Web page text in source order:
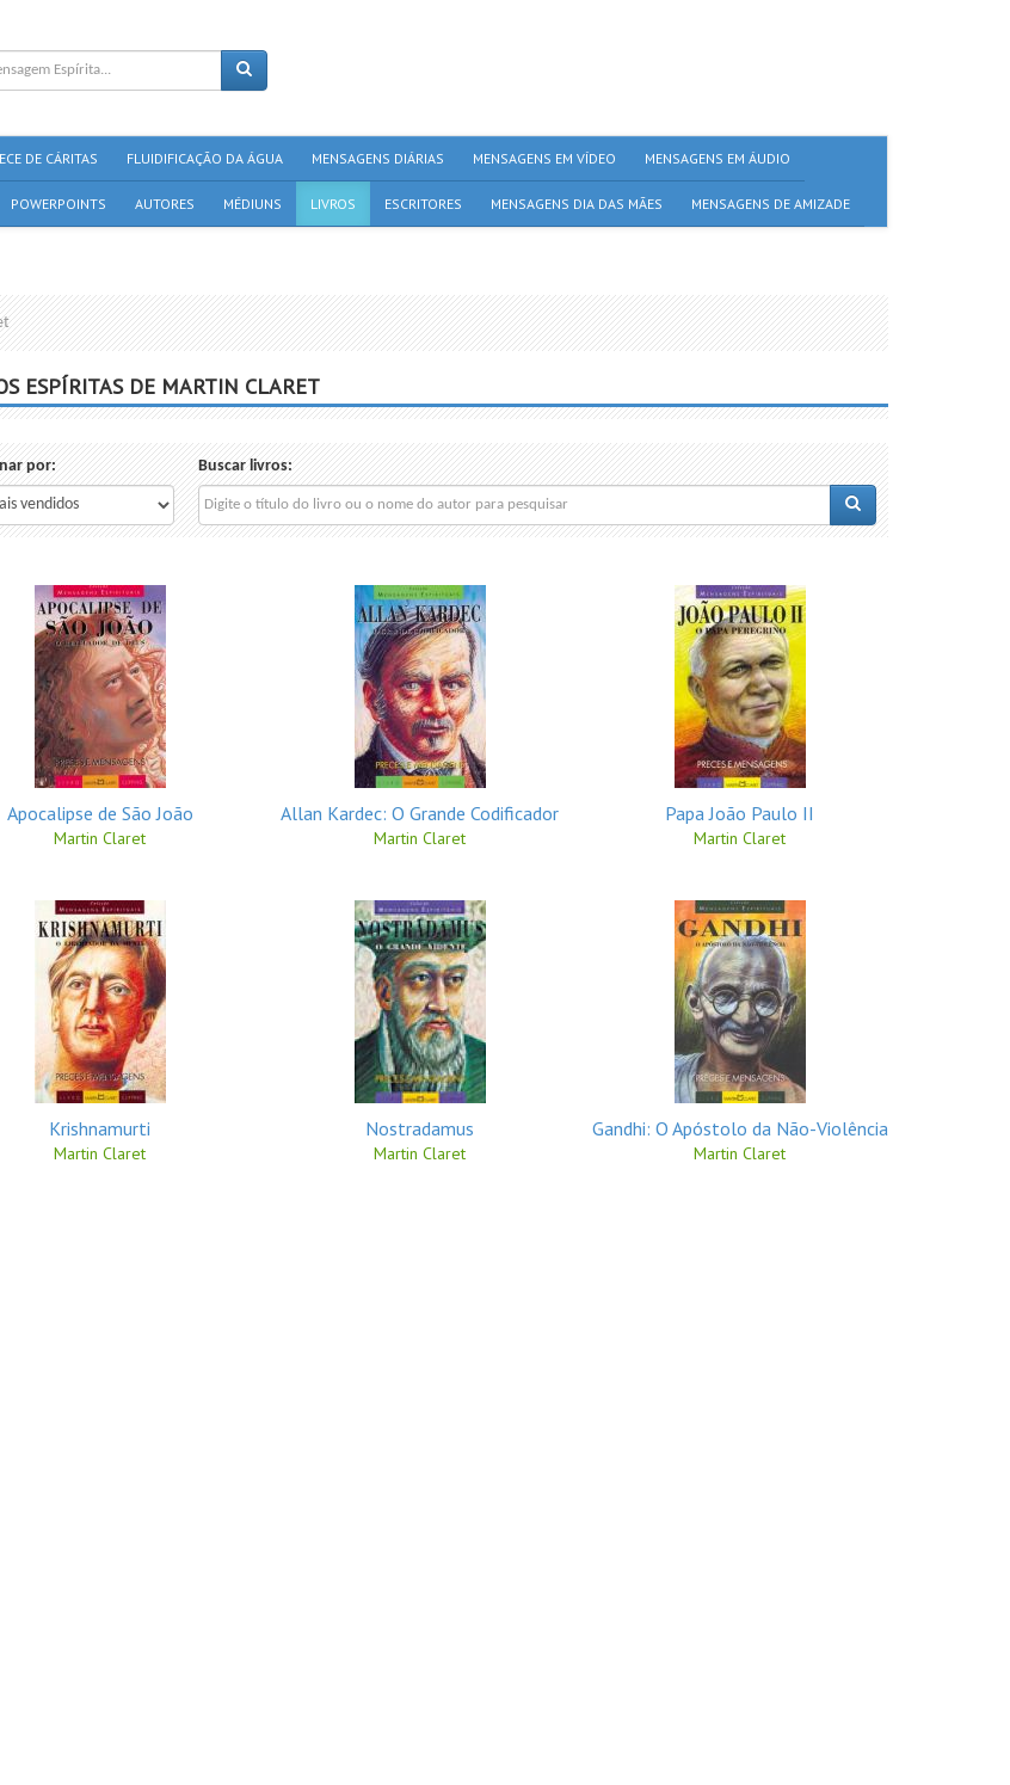
DE CÁRITAS FLUIDIFICAÇÃO DA ÁGUA MENSAGENS DIÁRIAS MENSAGENS EM VÍDEO MENSAGENS EM ÁUDIO
POWERPOINTS AUTORES MÉDIUNS LIVROS ESCRITORES MENSAGENS DIA DAS MÃES MENSAGENS DE AMIZADE
ESPÍRITAS DE MARTIN CLARET
por: Buscar livros:
Apocalipse de São João
Martin Claret
Allan Kardec: O Grande Codificador
Martin Claret
Papa João Paulo II
Martin Claret
Krishnamurti
Martin Claret
Nostradamus
Martin Claret
Gandhi: O Apóstolo da Não-Violência
Martin Claret